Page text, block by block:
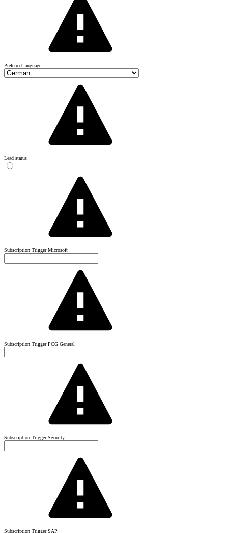
Preferred language
Lead status
Subscription Trigger Microsoft
Subscription Trigger PCG General
Subscription Trigger Security
Subscription Trigger SAP